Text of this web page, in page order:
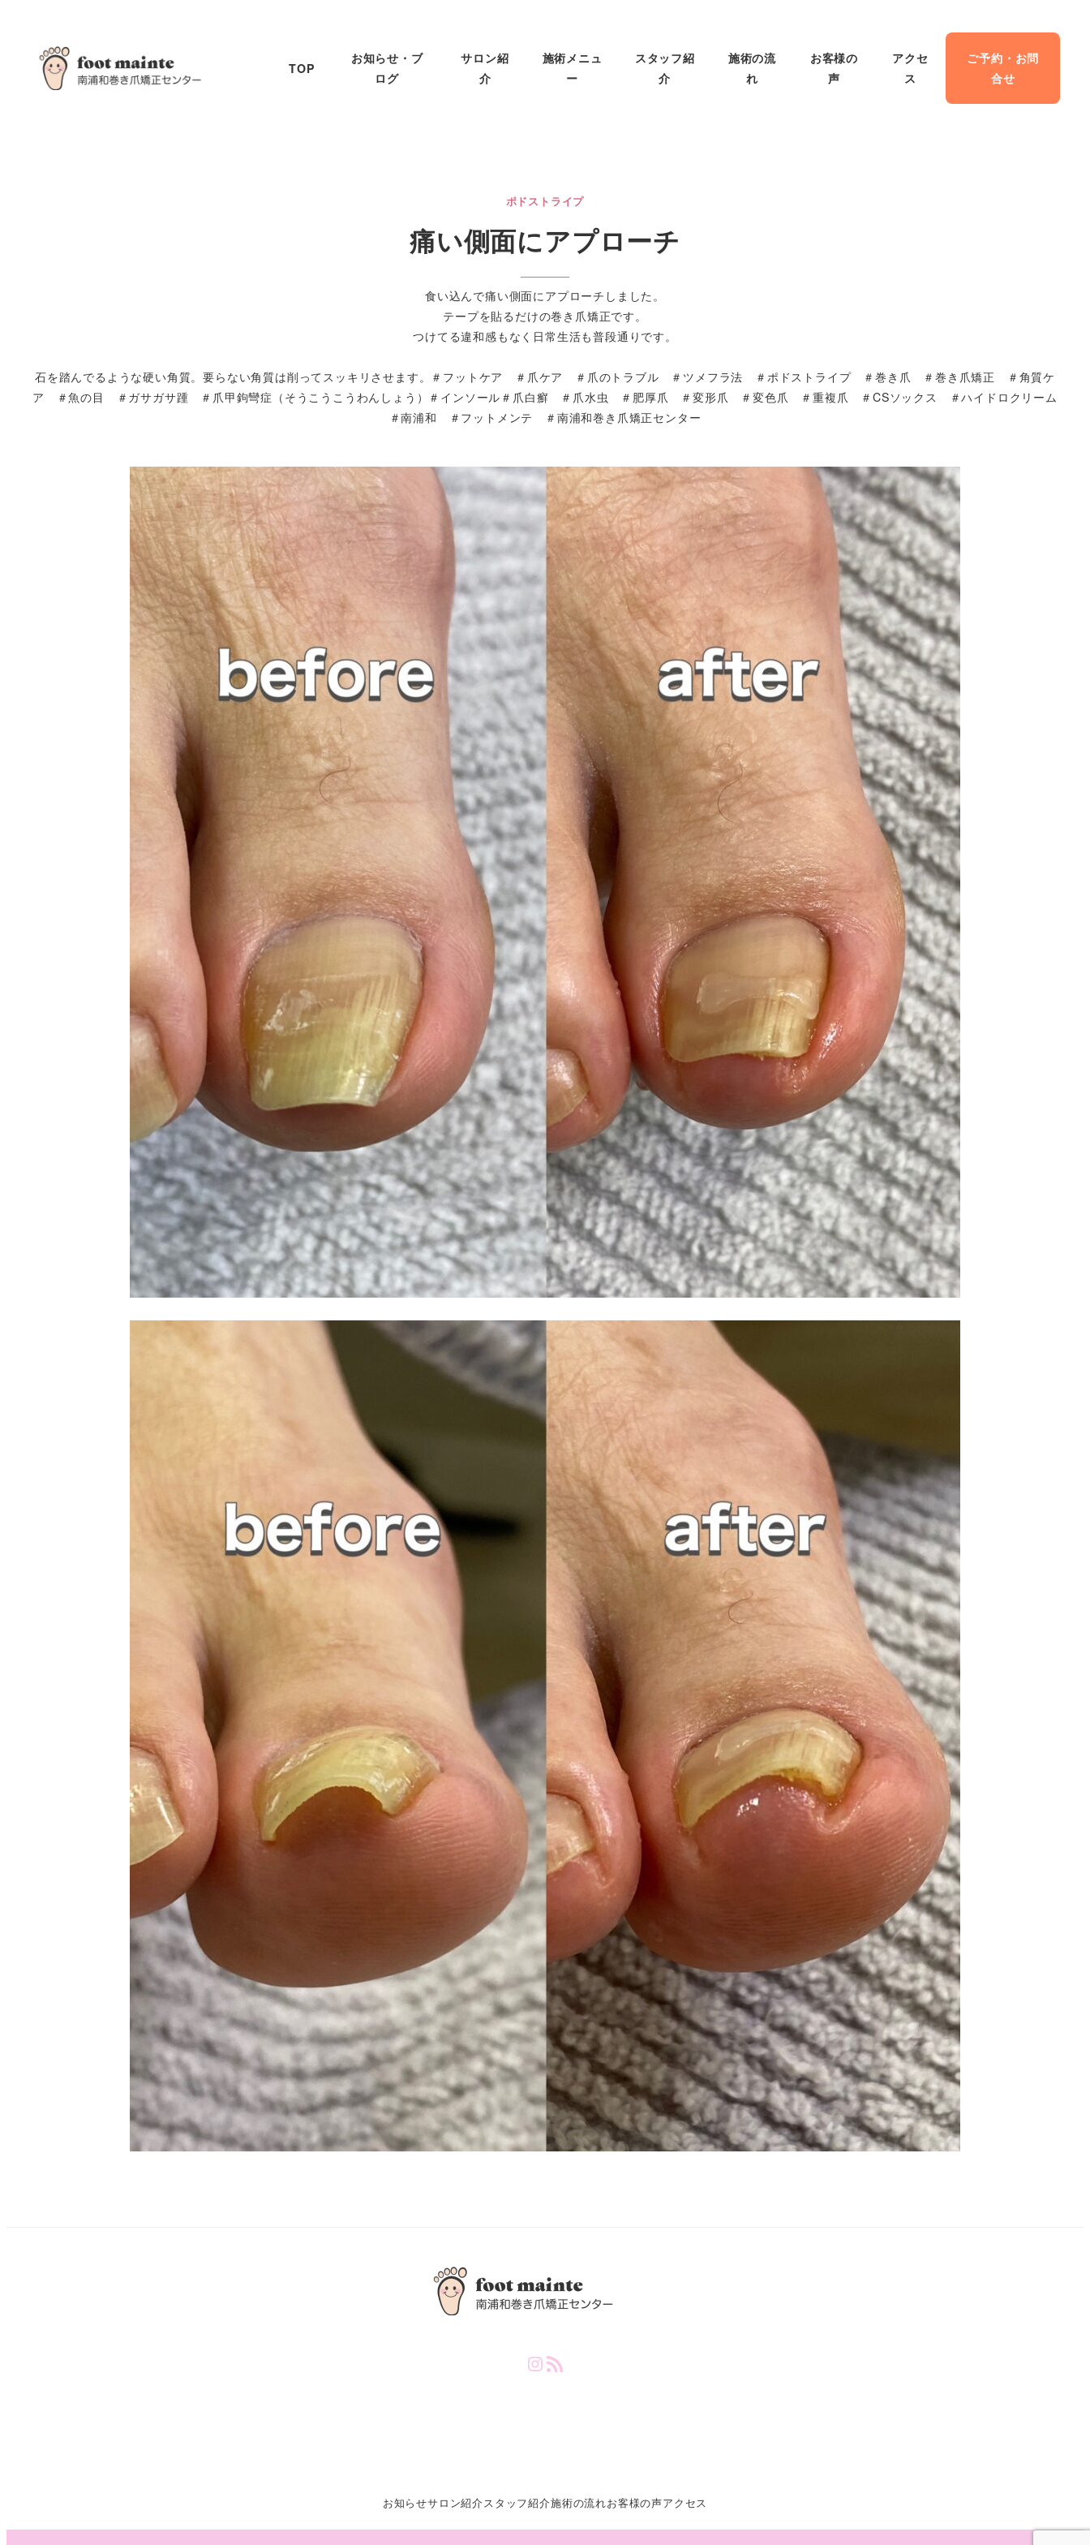
TOP
お知らせ・ブ
ログ
サロン紹
介
施術メニュ
ー
スタッフ紹
介
施術の流
れ
お客様の
声
アクセ
ス
ご予約・お問
合せ
ポドストライプ
痛い側面にアプローチ
食い込んで痛い側面にアプローチしました。
テープを貼るだけの巻き爪矯正です。
つけてる違和感もなく日常生活も普段通りです。
石を踏んでるような硬い角質。要らない角質は削ってスッキリさせます。＃フットケア ＃爪ケア ＃爪のトラブル ＃ツメフラ法 ＃ポドストライプ ＃巻き爪 ＃巻き爪矯正 ＃角質ケ
ア ＃魚の目 ＃ガサガサ踵 ＃爪甲鉤彎症（そうこうこうわんしょう）＃インソール＃爪白癬 ＃爪水虫 ＃肥厚爪 ＃変形爪 ＃変色爪 ＃重複爪 ＃CSソックス ＃ハイドロクリーム
＃南浦和 ＃フットメンテ ＃南浦和巻き爪矯正センター
InstagramRSS Feed
お知らせサロン紹介スタッフ紹介施術の流れお客様の声アクセス